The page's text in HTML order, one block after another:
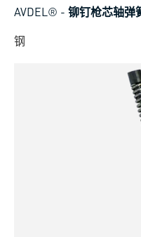
AVDEL® - 铆钉枪芯轴弹
钢